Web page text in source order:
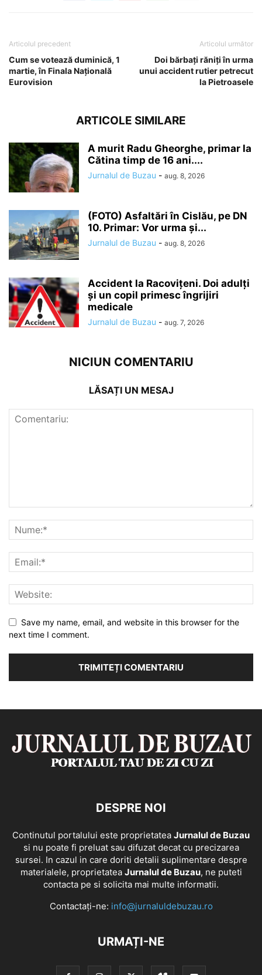
Articolul precedent
Cum se votează duminică, 1
martie, în Finala Naţională
Eurovision
Articolul următor
Doi bărbați răniți în urma
unui accident rutier petrecut
la Pietroasele
ARTICOLE SIMILARE
A murit Radu Gheorghe, primar la
Cătina timp de 16 ani....
Jurnalul de Buzau - aug. 8, 2026
(FOTO) Asfaltări în Cislău, pe DN
10. Primar: Vor urma și...
Jurnalul de Buzau - aug. 8, 2026
Accident la Racovițeni. Doi adulți
și un copil primesc îngrijiri
medicale
Jurnalul de Buzau - aug. 7, 2026
NICIUN COMENTARIU
LĂSAȚI UN MESAJ
Save my name, email, and website in this browser for the
next time I comment.
DESPRE NOI
Continutul portalului este proprietatea Jurnalul de Buzau
si nu poate fi preluat sau difuzat decat cu precizarea
sursei. In cazul in care doriti detalii suplimentare despre
materialele, proprietatea Jurnalul de Buzau, ne puteti
contacta pe si solicita mai multe informatii.
Contactați-ne: info@jurnaluldebuzau.ro
URMAȚI-NE